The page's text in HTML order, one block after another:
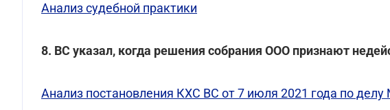
Анализ судебной практики
8. ВС указал, когда решения собрания ООО признают
Анализ постановления КХС ВС от 7 июля 2021 года по